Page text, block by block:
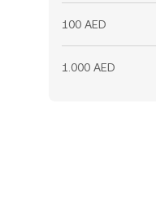
100 AED
1.000 AED